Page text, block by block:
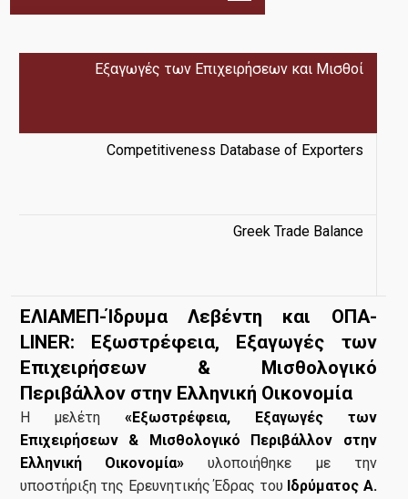
Publications
Εξαγωγές των Επιχειρήσεων και Μισθοί
Competitiveness Database of Exporters
Greek Trade Balance
ΕΛΙΑΜΕΠ-Ίδρυμα Λεβέντη και ΟΠΑ-
LINER: Εξωστρέφεια, Εξαγωγές των
Επιχειρήσεων & Μισθολογικό
Περιβάλλον στην Ελληνική Οικονομία
Η μελέτη«Εξωστρέφεια, Εξαγωγές των
Επιχειρήσεων & Μισθολογικό Περιβάλλον στην
Ελληνική Οικονομία»υλοποιήθηκε με την
υποστήριξη της Ερευνητικής Έδρας του Ιδρύματος Α.